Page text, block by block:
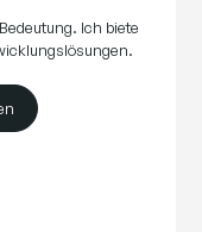
Ich biete